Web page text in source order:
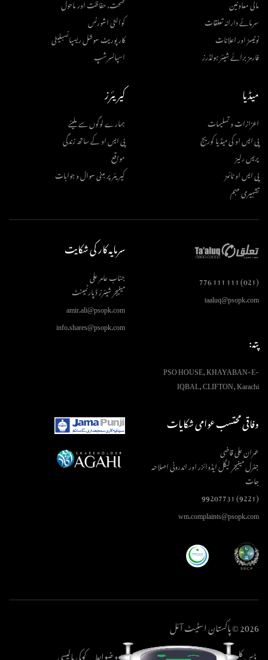
مالی معاونین
سرمائے دارانہ تعلقات
نوٹیسز اور اعلانات
فارمز برائے شیئر ہولڈرز
صحت، حفاظت اور ماحول
کوالٹی اشورنس
کارپوریٹ سوشل ریسپانسبلیٹی
اسپانسرشپ
میڈیا
اعزازات و تسلیمات
پی ایس او کی میڈیا کوریج
پریس رلیز
پی ایس او ٹائمز
تشہیری مہم
کیریئرز
ہمارے لوگوں سے ملیئے
پی ایس او کے ساتھ زندگی
مواقع
کیریئر پر مبنی سوال و جوابات
(021) 111 111 776
taaluq@psopk.com
پتہ:
PSO HOUSE, KHAYABAN-E-
IQBAL, CLIFTON, Karachi
سرمایہ کار کی شکایت
جناب عامر علی
مینیجر شیئرز ڈپارٹمینٹ
amir.ali@psopk.com
info.shares@psopk.com
وفاقی محتسب عوامی شکایات
عمران علی قاضی
جنرل مینیجر لیگل ایڈوائزر اور اندرونی اصلاحہ
جات
(9221) 99207731
wm.complaints@psopk.com
2026 © پاکستان اسٹیٹ آئل
ڈس کلیمر پرائیویسی پالیسی کاپی رائٹ شرائط و ضوابط کوکی پالیسی